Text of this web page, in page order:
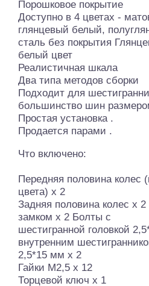
Порошковое покрытие
Доступно в 4 цветах -
глянцевый белый,
сталь без покрытия
белый цвет
Реалистичная шкала
Два типа методов сборки
Подходит для
большинство шин
Простая установка .
Продается парами .
Что включено:
Передняя половина колес
цвета) x 2
Задняя половина колес x
замком x 2 Болты с
шестигранной головкой
внутренним
2,5*15 мм x 2
Гайки M2,5 x 12
Торцевой ключ x 1